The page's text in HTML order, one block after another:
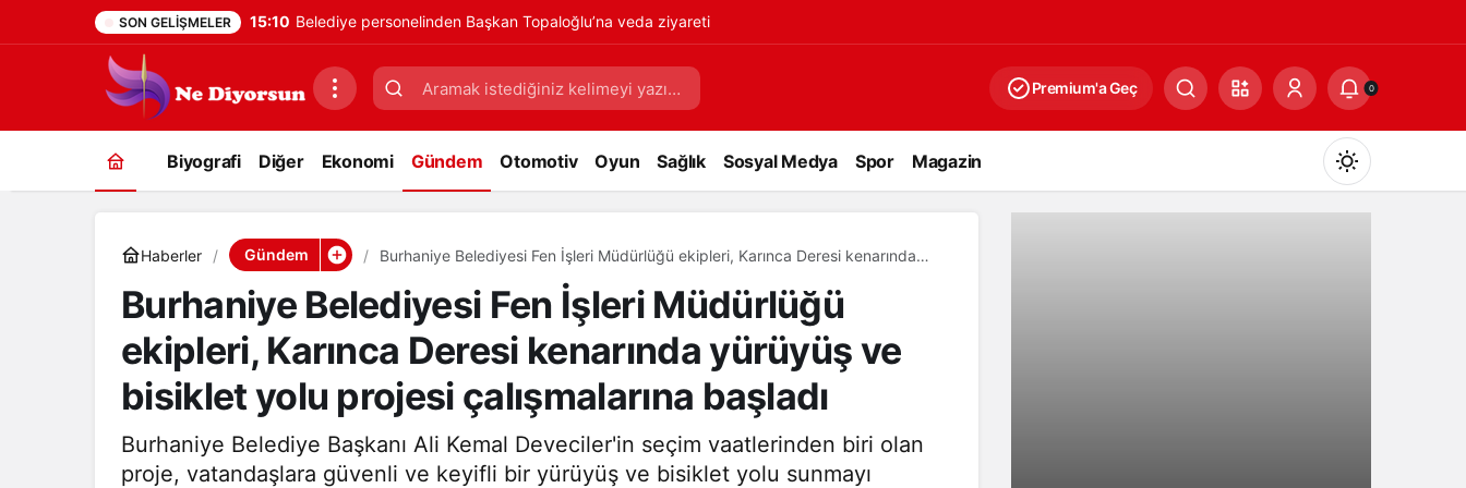
SON GELIŞMELER 15:10 Belediye personelinden Başkan Topaloğlu’na veda ziyareti
Premium'a Geç 0
Biyografi Diğer Ekonomi Gündem Otomotiv Oyun Sağlık Sosyal Medya Spor Magazin
Haberler Gündem
Burhaniye Belediyesi Fen İşleri Müdürlüğü ekipleri, Karınca Deresi kenarında
Burhaniye Belediyesi Fen İşleri Müdürlüğü
ekipleri, Karınca Deresi kenarında yürüyüş ve
bisiklet yolu projesi çalışmalarına başladı
Burhaniye Belediye Başkanı Ali Kemal Deveciler'in seçim vaatlerinden biri olan
proje, vatandaşlara güvenli ve keyifli bir yürüyüş ve bisiklet yolu sunmayı